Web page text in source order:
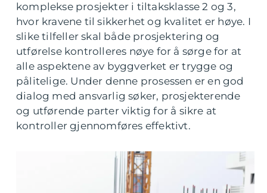
komplekse prosjekter i tiltaksklasse 2 og 3,
hvor kravene til sikkerhet og kvalitet er høye. I
slike tilfeller skal både prosjektering og
utførelse kontrolleres nøye for å sørge for at
alle aspektene av byggverket er trygge og
pålitelige. Under denne prosessen er en god
dialog med ansvarlig søker, prosjekterende
og utførende parter viktig for å sikre at
kontroller gjennomføres effektivt.